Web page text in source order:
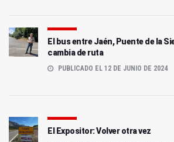
El bus entre Jaén, Puente de la
cambia de ruta
PUBLICADO EL 12 DE JUNIO DE 2024
El Expositor: Volver otra vez